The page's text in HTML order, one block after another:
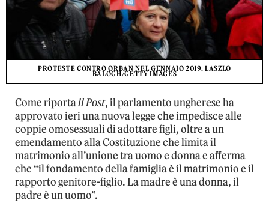
PROTESTE CONTRO ORBAN NEL GENNAIO 2019. LASZLO
BALOGH/GETTY IMAGES
Come riportail Post, il parlamento ungherese ha
approvato ieri una nuova legge che impedisce alle
coppie omosessuali di adottare figli, oltre a un
emendamento alla Costituzione che limita il
matrimonio all’unione tra uomo e donna e afferma
che “il fondamento della famiglia è il matrimonio e il
rapporto genitore-figlio. La madre è una donna, il
padre è un uomo”.